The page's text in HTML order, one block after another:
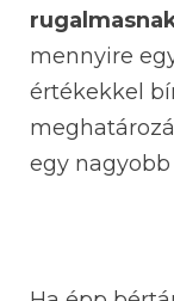
mennyire
értékekkel
egy